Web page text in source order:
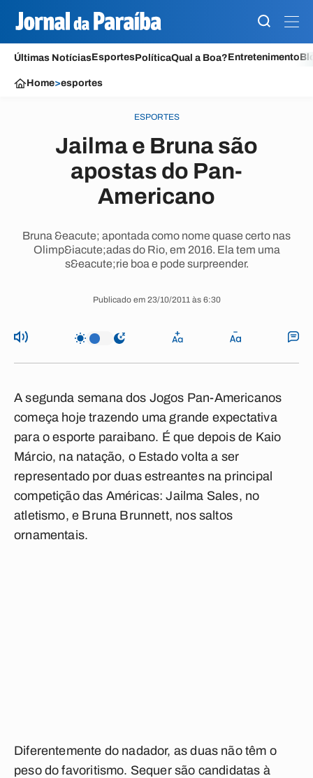
Últimas NotíciasEsportesPolíticaQual a Boa?Entretenimento
Home>esportes
ESPORTES
Jailma e Bruna são
apostas do Pan-
Americano
Bruna &eacute; apontada como nome quase certo nas
Olimp&iacute;adas do Rio, em 2016. Ela tem uma
s&eacute;rie boa e pode surpreender.
Publicado em 23/10/2011 às 6:30
A segunda semana dos Jogos Pan-Americanos
começa hoje trazendo uma grande expectativa
para o esporte paraibano. É que depois de Kaio
Márcio, na natação, o Estado volta a ser
representado por duas estreantes na principal
competição das Américas: Jailma Sales, no
atletismo, e Bruna Brunnett, nos saltos
ornamentais.
Diferentemente do nadador, as duas não têm o
peso do favoritismo. Sequer são candidatas à